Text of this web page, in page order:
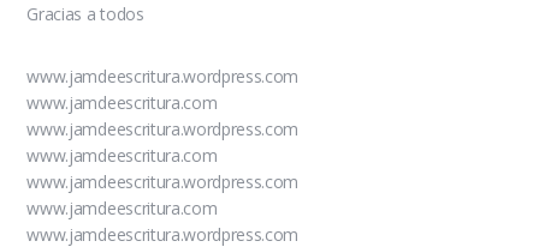
Gracias a todos
www.jamdeescritura.wordpress.com
www.jamdeescritura.com
www.jamdeescritura.wordpress.com
www.jamdeescritura.com
www.jamdeescritura.wordpress.com
www.jamdeescritura.com
www.jamdeescritura.wordpress.com